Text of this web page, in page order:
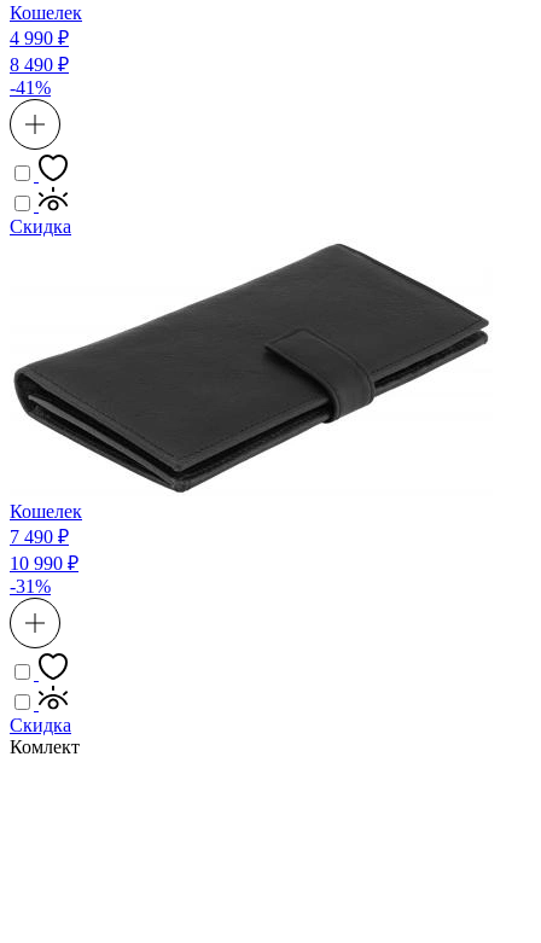
Кошелек
4 990 ₽
8 490 ₽
-41%
Скидка
Кошелек
7 490 ₽
10 990 ₽
-31%
Скидка
Комлект